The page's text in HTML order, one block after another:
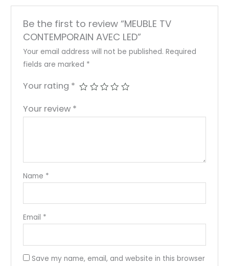
Be the first to review “MEUBLE TV
CONTEMPORAIN AVEC LED”
Your email address will not be published. Required
fields are marked *
Your rating *
Your review *
Name *
Email *
Save my name, email, and website in this browser